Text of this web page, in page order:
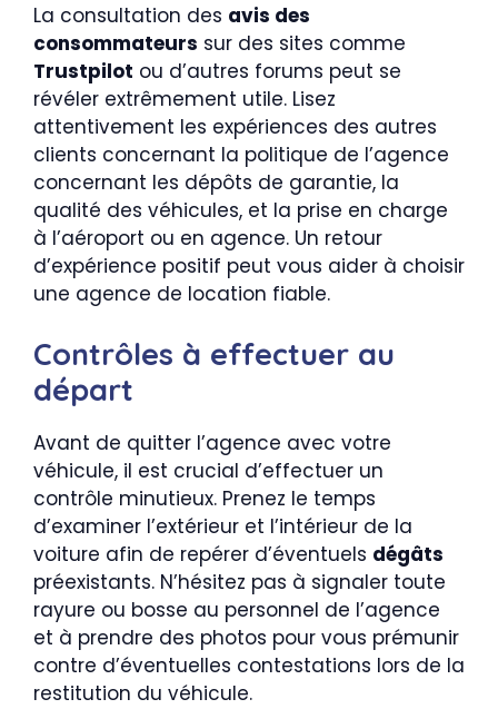
La consultation des avis des
consommateurs sur des sites comme
Trustpilot ou d’autres forums peut se
révéler extrêmement utile. Lisez
attentivement les expériences des autres
clients concernant la politique de l’agence
concernant les dépôts de garantie, la
qualité des véhicules, et la prise en charge
à l’aéroport ou en agence. Un retour
d’expérience positif peut vous aider à choisir
une agence de location fiable.
Contrôles à effectuer au
départ
Avant de quitter l’agence avec votre
véhicule, il est crucial d’effectuer un
contrôle minutieux. Prenez le temps
d’examiner l’extérieur et l’intérieur de la
voiture afin de repérer d’éventuels dégâts
préexistants. N’hésitez pas à signaler toute
rayure ou bosse au personnel de l’agence
et à prendre des photos pour vous prémunir
contre d’éventuelles contestations lors de la
restitution du véhicule.